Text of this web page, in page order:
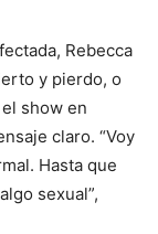
Rebecca
y pierdo, o
show en
claro. “Voy
Hasta que
sexual”,